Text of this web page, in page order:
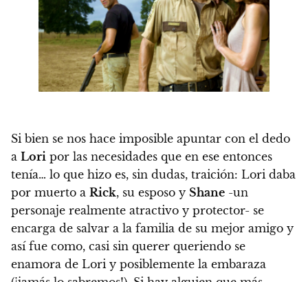
Si bien se nos hace imposible apuntar con el dedo
a Lori por las necesidades que en ese entonces
tenía… lo que hizo es, sin dudas, traición: Lori daba
por muerto a Rick, su esposo y Shane -un
personaje realmente atractivo y protector- se
encarga de salvar a la familia de su mejor amigo y
así fue como, casi sin querer queriendo se
enamora de Lori y posiblemente la embaraza